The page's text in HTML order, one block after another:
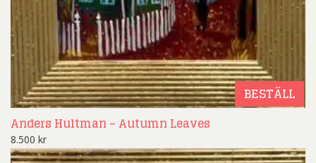
BESTÄLL
Anders Hultman – Autumn Leaves
8.500 kr